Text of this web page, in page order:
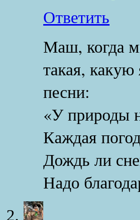
Ответить
Маш, когда
такая,
песни:
«У природы
Каждая
Дождь ли
Надо